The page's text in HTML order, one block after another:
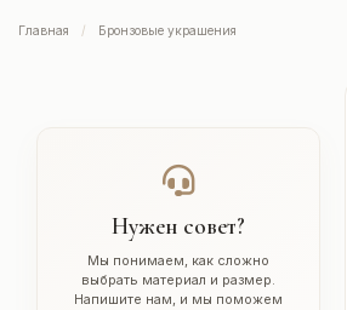
Главная Бронзовые украшения
Нужен совет?
Мы понимаем, как сложно
выбрать материал и размер.
Напишите нам, и мы поможем